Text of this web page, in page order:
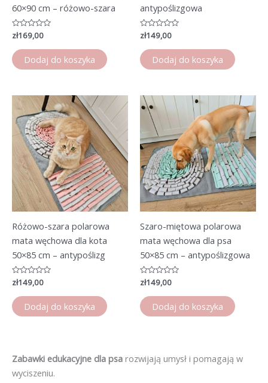
60×90 cm – różowo-szara
Oceniono
0
na
5
zł169,00
Dodaj do koszyka
antypoślizgowa
Oceniono
0
na
5
zł149,00
Dodaj do koszyka
Różowo-szara polarowa
mata węchowa dla kota
50×85 cm – antypoślizg
Oceniono
0
na
5
zł149,00
Dodaj do koszyka
Szaro-miętowa polarowa
mata węchowa dla psa
50×85 cm – antypoślizgowa
Oceniono
0
na
5
zł149,00
Dodaj do koszyka
Zabawki edukacyjne dla psa rozwijają umysł i pomagają w
wyciszeniu.